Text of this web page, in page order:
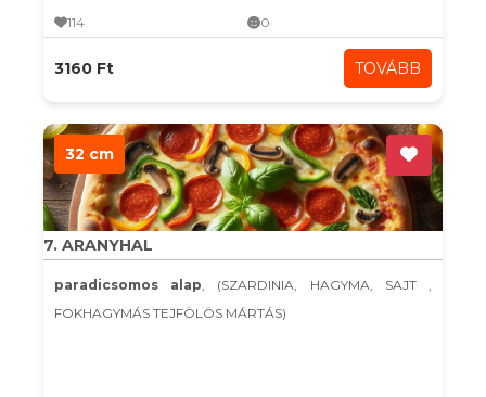
114 0
3160 Ft TOVÁBB
32 cm
7. ARANYHAL
paradicsomos alap, (SZARDINIA, HAGYMA, SAJT ,
FOKHAGYMÁS TEJFÖLÖS MÁRTÁS)